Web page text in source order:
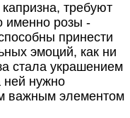
требуют
именно розы -
принести
эмоций, как ни
стала украшением
ней нужно
важным элементом